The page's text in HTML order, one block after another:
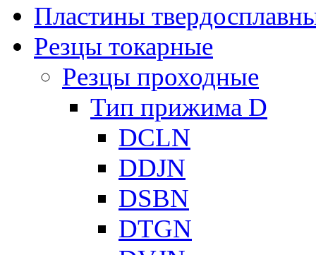
Пластины
Резцы токарные
Резцы проходные
Тип прижима D
DCLN
DDJN
DSBN
DTGN